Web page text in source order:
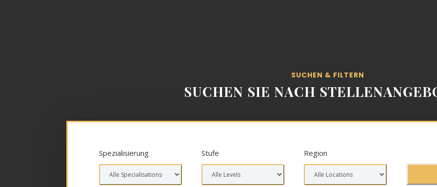
SUCHEN & FILTERN
SUCHEN SIE NACH
Spezialisierung Stufe Region